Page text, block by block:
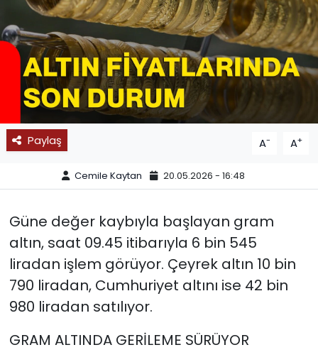
Paylaş A- A+
Cemile Kaytan 20.05.2026 - 16:48
Güne değer kaybıyla başlayan gram
altın, saat 09.45 itibarıyla 6 bin 545
liradan işlem görüyor. Çeyrek altın 10 bin
790 liradan, Cumhuriyet altını ise 42 bin
980 liradan satılıyor.
GRAM ALTINDA GERİLEME SÜRÜYOR
SAĞLIK
SPOR
11:11 MANŞET